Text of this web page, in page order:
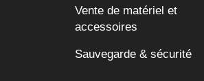
Vente de matériel et
accessoires
Sauvegarde & sécurité